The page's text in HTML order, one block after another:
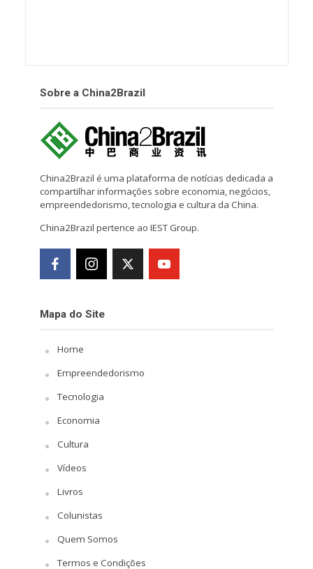
Sobre a China2Brazil
China2Brazil é uma plataforma de notícias dedicada a
compartilhar informações sobre economia, negócios,
empreendedorismo, tecnologia e cultura da China.
China2Brazil pertence ao IEST Group.
Mapa do Site
Home
Empreendedorismo
Tecnologia
Economia
Cultura
Vídeos
Livros
Colunistas
Quem Somos
Termos e Condições